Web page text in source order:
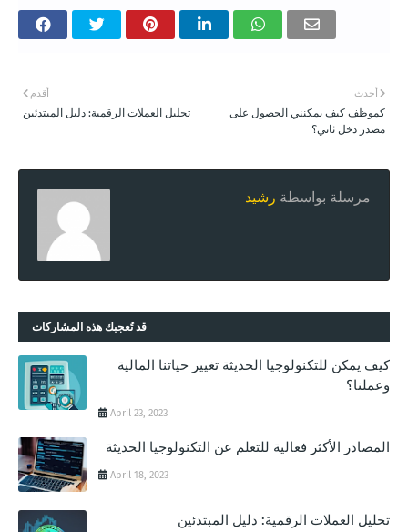
أحدث
كموظف كيف يمكنني الحصول على
مصدر دخل ثاني؟
أقدم
تحليل العملات الرقمية: دليل المبتدئين
مرسلة بواسطة رشيد
قد تُعجبك هذه المشاركات
كيف يمكن للتكنولوجيا الحديثة تغيير حياتنا المالية
وعملنا؟
April 23, 2023
المصادر الأكثر فعالية للتعلم عن التكنولوجيا الحديثة
April 18, 2023
تحليل العملات الرقمية: دليل المبتدئين